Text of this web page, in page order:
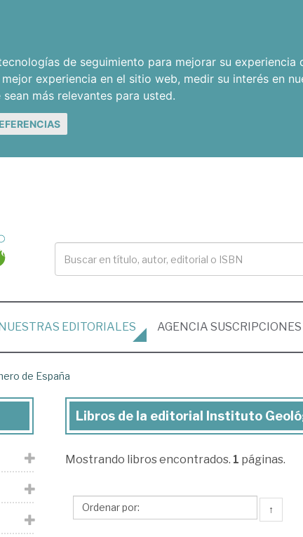
de seguimiento para mejorar su experiencia
experiencia en el sitio web, medir su interés en
más relevantes para usted.
EDITORIALES AGENCIA SUSCRIPCIONES
de España
Libros
la
Instituto
Libros de la editorial Instituto
Mostrando libros encontrados. 1 páginas.
↑